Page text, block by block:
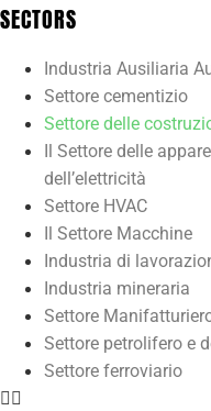
SECTORS
Industria Ausiliaria
Settore cementizio
Settore delle
Il Settore delle
dell’elettricità
Settore HVAC
Il Settore Macchine
Industria di
Industria mineraria
Settore
Settore petrolifero e
Settore ferroviario